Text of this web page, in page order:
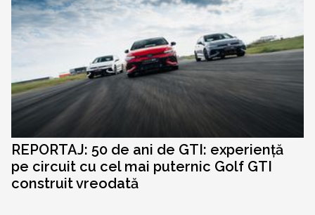
REPORTAJ: 50 de ani de GTI: experiență
pe circuit cu cel mai puternic Golf GTI
construit vreodată